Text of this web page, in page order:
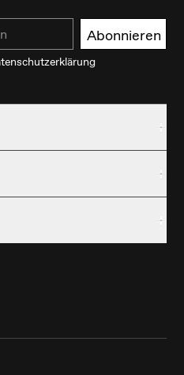
Abonnieren